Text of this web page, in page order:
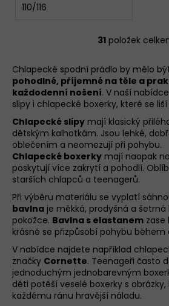
110/116
O
l
á
d
a
c
í
p
r
v
k
y
v
ý
p
i
s
u
31položek
Chlapecké spodní prádlo by mělo
pohodlné, příjemné na těle a
každodenní nošení. V naší
slipy i chlapecké boxerky, které se
Chlapecké slipy mají klasický
dětským kalhotkám. Jsou lehké,
oblečením a neomezují při pohybu.
Chlapecké boxerky mají naopak
poskytují více zakrytí a pohodlí.
starších chlapců a teenagerů.
Při výběru materiálu se vyplatí
bavlna je měkká, prodyšná a
pokožce. Bavlna s elastanem zase
krásně se přizpůsobí pohybu během
V nabídce najdete například
značky Cornette. Teenageři často
jednoduchým jednobarevným
děti potěší veselé boxerky s
každému ránu hravější náladu.